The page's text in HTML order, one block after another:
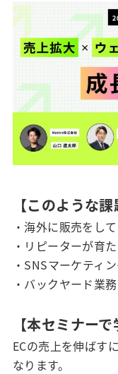
【このような
・海外に販売をし
・リピーターが育
・SNSマーケティ
・バックヤード業
【本セミナーで
ECの売上を伸ばす
なります。